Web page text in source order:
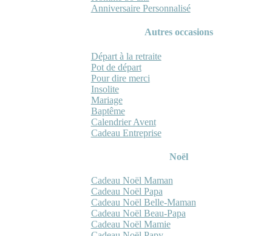
Anniversaire Personnalisé
Autres occasions
Départ à la retraite
Pot de départ
Pour dire merci
Insolite
Mariage
Baptême
Calendrier Avent
Cadeau Entreprise
Noël
Cadeau Noël Maman
Cadeau Noël Papa
Cadeau Noël Belle-Maman
Cadeau Noël Beau-Papa
Cadeau Noël Mamie